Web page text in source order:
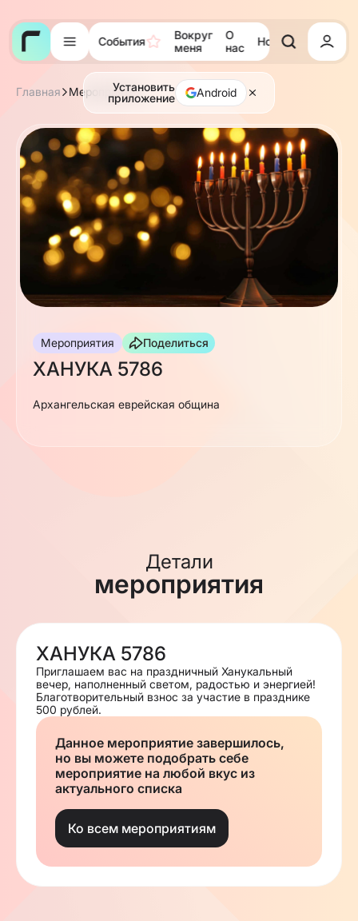
События
Вокруг
меня
О
нас
Новости Тора
Установить
приложение
Android
Главная Мероприятия
Мероприятия Поделиться
ХАНУКА 5786
Архангельская еврейская община
Детали
мероприятия
ХАНУКА 5786
Приглашаем вас на праздничный Ханукальный
вечер, наполненный светом, радостью и энергией!
Благотворительный взнос за участие в празднике
500 рублей.
Данное мероприятие завершилось,
но вы можете подобрать себе
мероприятие на любой вкус из
актуального списка
Ко всем мероприятиям